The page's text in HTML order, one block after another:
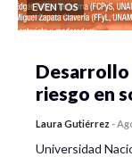
EVENTOS
riesgo en
Laura Gutiérrez -
Universidad